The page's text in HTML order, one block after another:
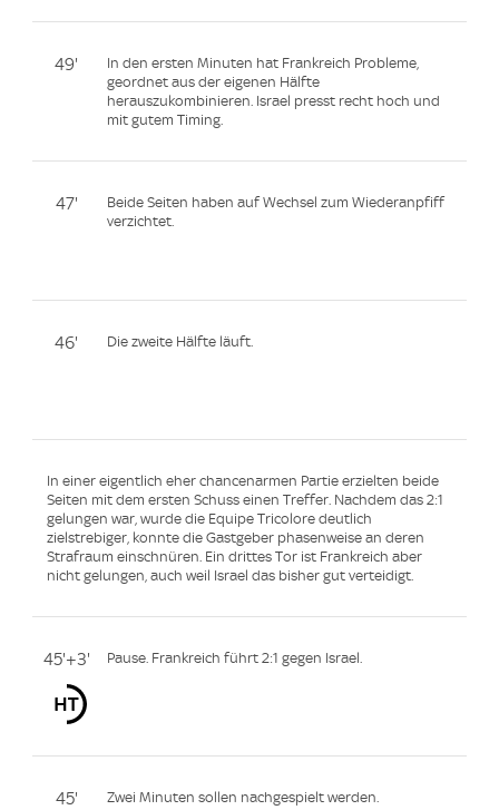
49'
In den ersten Minuten hat Frankreich Probleme,
geordnet aus der eigenen Hälfte
herauszukombinieren. Israel presst recht hoch und
mit gutem Timing.
47'
Beide Seiten haben auf Wechsel zum Wiederanpfiff
verzichtet.
46' Die zweite Hälfte läuft.
In einer eigentlich eher chancenarmen Partie erzielten beide
Seiten mit dem ersten Schuss einen Treffer. Nachdem das 2:1
gelungen war, wurde die Equipe Tricolore deutlich
zielstrebiger, konnte die Gastgeber phasenweise an deren
Strafraum einschnüren. Ein drittes Tor ist Frankreich aber
nicht gelungen, auch weil Israel das bisher gut verteidigt.
45'+3' Pause. Frankreich führt 2:1 gegen Israel.
45' Zwei Minuten sollen nachgespielt werden.